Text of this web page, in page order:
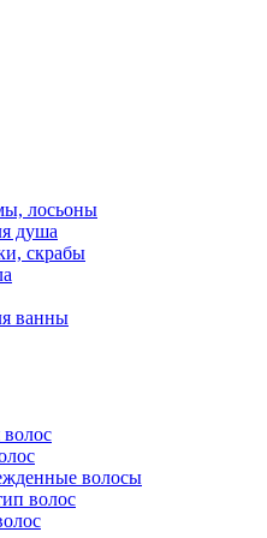
лосьоны
душа
скрабы
ванны
волосы
волос